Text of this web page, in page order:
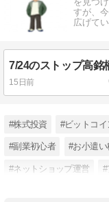
すが、
広げて
7/24のストップ高銘
15日前
#株式投資 #ビットコイ
#副業初心者 #お小遣い
#ネットショップ運営 #